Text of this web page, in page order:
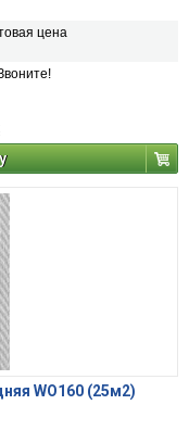
цена
WO160 (25м2)